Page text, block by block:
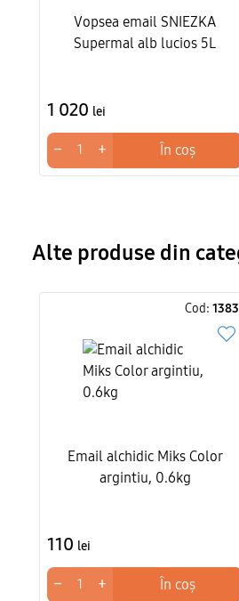
Vopsea email SNIEZKA
Supermal alb lucios 5L
1 020 lei
− + În coș
Alte produse din
Cod:1383
Email alchidic Miks Color
argintiu, 0.6kg
110 lei
− + În coș